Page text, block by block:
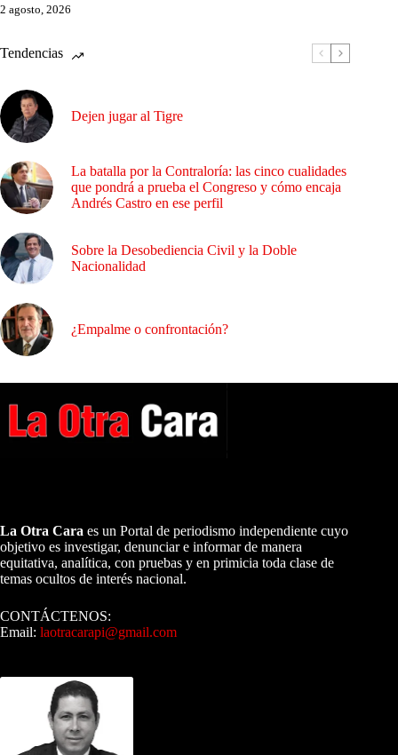
2 agosto, 2026
Tendencias
Dejen jugar al Tigre
La batalla por la Contraloría: las cinco cualidades
que pondrá a prueba el Congreso y cómo encaja
Andrés Castro en ese perfil
Sobre la Desobediencia Civil y la Doble
Nacionalidad
¿Empalme o confrontación?
La Otra Cara es un Portal de periodismo independiente cuyo
objetivo es investigar, denunciar e informar de manera
equitativa, analítica, con pruebas y en primicia toda clase de
temas ocultos de interés nacional.
CONTÁCTENOS:
Email: laotracarapi@gmail.com